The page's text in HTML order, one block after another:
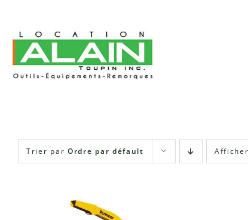
content
Trier par Ordre par défault